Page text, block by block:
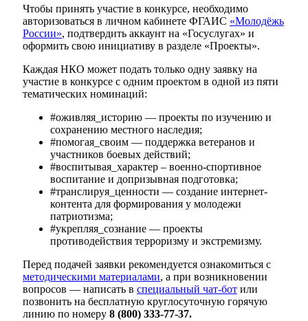
Чтобы принять участие в конкурсе, необходимо
авторизоваться в личном кабинете ФГАИС «Молодёжь
России», подтвердить аккаунт на «Госуслугах» и
оформить свою инициативу в разделе «Проекты».
Каждая НКО может подать только одну заявку на
участие в конкурсе с одним проектом в одной из пяти
тематических номинаций:
#оживляя_историю — проекты по изучению и
сохранению местного наследия;
#помогая_своим — поддержка ветеранов и
участников боевых действий;
#воспитывая_характер – военно-спортивное
воспитание и допризывная подготовка;
#транслируя_ценности — создание интернет-
контента для формирования у молодежи
патриотизма;
#укрепляя_сознание — проекты
противодействия терроризму и экстремизму.
Перед подачей заявки рекомендуется ознакомиться с
методическими материалами, а при возникновении
вопросов — написать в специальный чат-бот или
позвонить на бесплатную круглосуточную горячую
линию по номеру 8 (800) 333-77-37.